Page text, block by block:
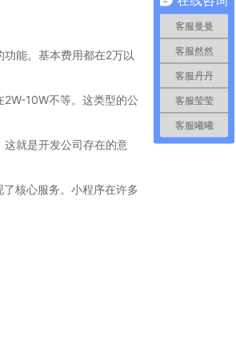
能。基本费用都在2万以
10W不等。这类型的公
就是开发公司存在的意
核心服务。小程序在许多
客服曼曼
客服然然
客服丹丹
客服莹莹
客服曦曦